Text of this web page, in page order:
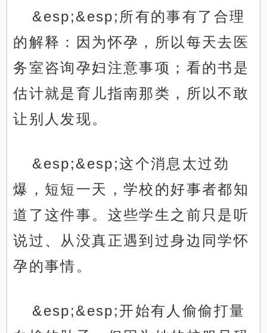
&esp;&esp;所有的事有了合理
的解释：因为怀孕，所以每天去医
务室咨询孕妇注意事项；看的书是
估计就是育儿指南那类，所以不敢
让别人发现。
&esp;&esp;这个消息太过劲
爆，短短一天，学校的好事者都知
道了这件事。这些学生之前只是听
说过、从没真正遇到过身边同学怀
孕的事情。
&esp;&esp;开始有人偷偷打量